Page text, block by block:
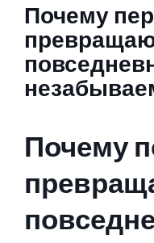
Почему
Почему